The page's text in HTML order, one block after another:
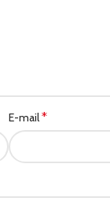
E-mail*